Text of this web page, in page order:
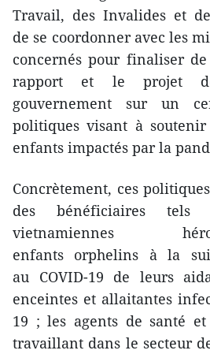
Travail, des Invalides et
de se coordonner avec les
concernés pour finaliser
rapport et le projet
gouvernement sur un
politiques visant à
enfants impactés par la
Concrètement, ces
des bénéficiaires
vietnamiennes
enfants orphelins à la
au COVID-19 de leurs
enceintes et allaitantes
19 ; les agents de santé et
travaillant dans le secteur